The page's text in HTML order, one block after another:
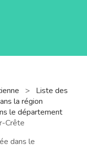
>
Liste des
la région
le département
Crête
dans le